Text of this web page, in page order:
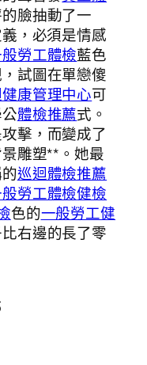
臉抽動了一
，必須是情感
勞工體檢藍色
試圖在單戀傻
康管理中心可
體檢推薦式。
擊，而變成了
雕塑**。她最
巡迴體檢推薦
勞工體檢健檢
色的一般勞工健
右邊的長了零